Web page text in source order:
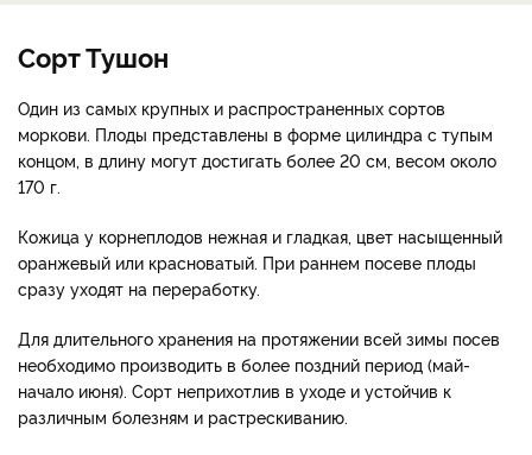
Сорт Тушон
Один из самых крупных и распространенных сортов
моркови. Плоды представлены в форме цилиндра с тупым
концом, в длину могут достигать более 20 см, весом около
170 г.
Кожица у корнеплодов нежная и гладкая, цвет насыщенный
оранжевый или красноватый. При раннем посеве плоды
сразу уходят на переработку.
Для длительного хранения на протяжении всей зимы посев
необходимо производить в более поздний период (май-
начало июня). Сорт неприхотлив в уходе и устойчив к
различным болезням и растрескиванию.